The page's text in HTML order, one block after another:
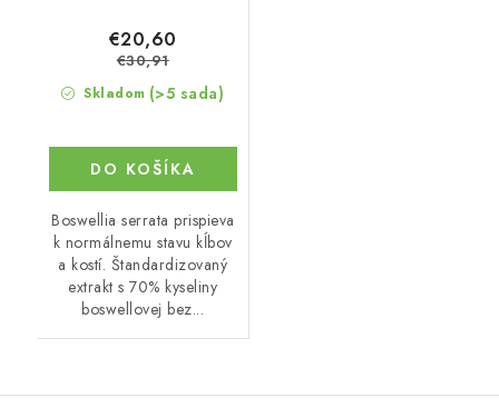
Skladom (>5 sada)
€20,60
€30,91
DO KOŠÍKA
Boswellia serrata prispieva
k normálnemu stavu kĺbov
a kostí. Štandardizovaný
extrakt s 70% kyseliny
boswellovej bez...